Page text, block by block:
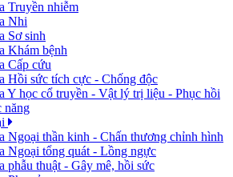
Truyền nhiễm
Nhi
Sơ sinh
Khám bệnh
Cấp cứu
Hồi sức tích cực - Chống độc
Y học cổ truyền - Vật lý trị liệu - Phục hồi
năng
Ngoại thần kinh - Chấn thương chỉnh hình
Ngoại tổng quát - Lồng ngực
phẫu thuật - Gây mê, hồi sức